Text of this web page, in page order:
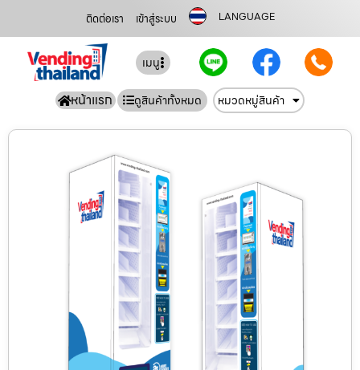
ติดต่อเรา เข้าสู่ระบบ LANGUAGE
เมนู
หน้าแรก ดูสินค้าทั้งหมด หมวดหมู่สินค้า